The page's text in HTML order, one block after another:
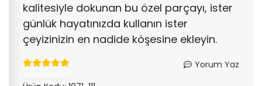
kalitesiyle dokunan bu özel parçayı, ister
günlük hayatınızda kullanın ister
çeyizinizin en nadide köşesine ekleyin.
Yorum Yaz